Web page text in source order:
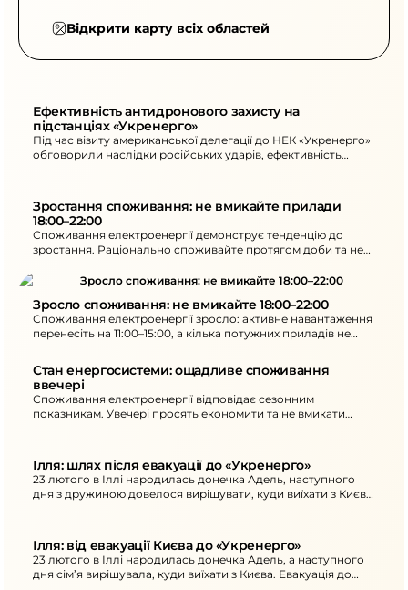
Відкрити карту всіх областей
Ефективність антидронового захисту на
підстанціях «Укренерго»
Під час візиту американської делегації до НЕК «Укренерго»
обговорили наслідки російських ударів, ефективність
Зростання споживання: не вмикайте прилади
18:00–22:00
Споживання електроенергії демонструє тенденцію до
зростання. Раціонально споживайте протягом доби та не
обстрілів є нові знеструмлення в кількох областях.
Зросло споживання: не вмикайте 18:00–22:00
Споживання електроенергії зросло: активне навантаження
перенесіть на 11:00–15:00, а кілька потужних приладів не
знеструмлення.
Стан енергосистеми: ощадливе споживання
ввечері
Споживання електроенергії відповідає сезонним
показникам. Увечері просять економити та не вмикати
областях.
Ілля: шлях після евакуації до «Укренерго»
23 лютого в Іллі народилась донечка Адель, наступного
дня з дружиною довелося вирішувати, куди виїхати з Києва
Ілля: від евакуації Києва до «Укренерго»
23 лютого в Іллі народилась донечка Адель, а наступного
дня сім’я вирішувала, куди виїхати з Києва. Евакуація до